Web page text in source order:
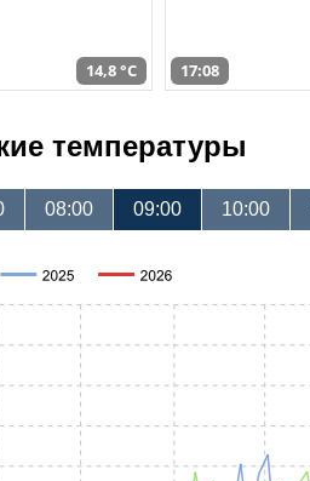
14,8 °C 17:08
температуры
08:00 09:00 10:00